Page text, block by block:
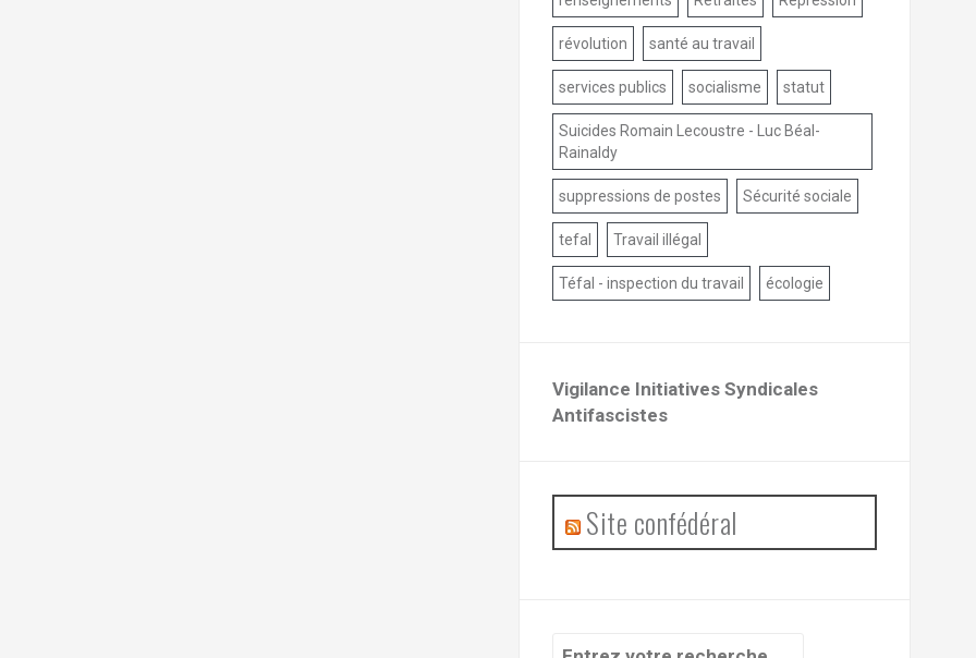
révolution santé au travail
services publics socialisme statut
Suicides Romain Lecoustre - Luc Béal-
Rainaldy
suppressions de postes Sécurité sociale
tefal Travail illégal
Téfal - inspection du travail écologie
Vigilance Initiatives Syndicales
Antifascistes
Site confédéral
Recherche